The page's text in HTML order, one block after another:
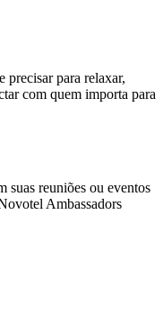
para relaxar,
com quem importa para
suas reuniões ou eventos
Ambassadors